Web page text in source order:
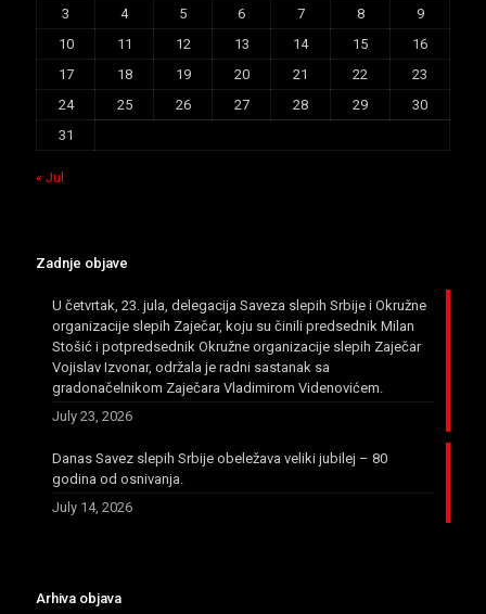
3
4 5 6 7 8
9
10
11 12 13 14 15
16
17
18 19 20 21 22
23
24
25 26 27 28 29
30
31
« Jul
Zadnje objave
U četvrtak, 23. jula, delegacija Saveza slepih Srbije i Okružne
organizacije slepih Zaječar, koju su činili predsednik Milan
Stošić i potpredsednik Okružne organizacije slepih Zaječar
Vojislav Izvonar, održala je radni sastanak sa
gradonačelnikom Zaječara Vladimirom Videnovićem.
July 23, 2026
Danas Savez slepih Srbije obeležava veliki jubilej – 80
godina od osnivanja.
July 14, 2026
Arhiva objava